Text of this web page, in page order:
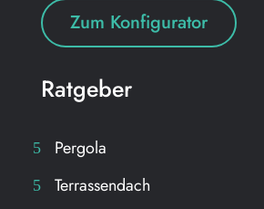
Zum Konfigurator
Ratgeber
Pergola
Terrassendach